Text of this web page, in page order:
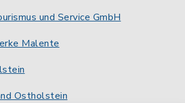
und Service GmbH
Malente
Ostholstein